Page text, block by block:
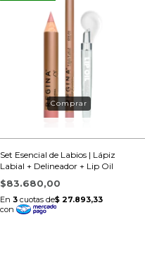
Set Esencial de Labios | Lápiz
Labial + Delineador + Lip Oil
$83.680,00